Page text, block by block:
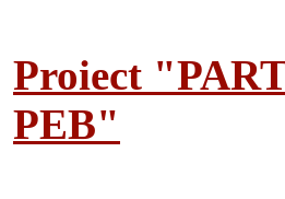
Proiect
PEB"